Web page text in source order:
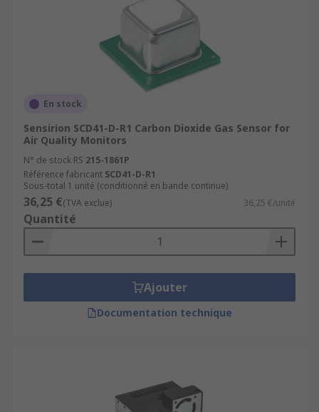
En stock
Sensirion SCD41-D-R1 Carbon Dioxide Gas Sensor for
Air Quality Monitors
N° de stock RS 215-1861P
Référence fabricant SCD41-D-R1
Sous-total 1 unité (conditionné en bande continue)
36,25 €(TVA exclue) 36,25 €/unité
Quantité
Ajouter
Documentation technique